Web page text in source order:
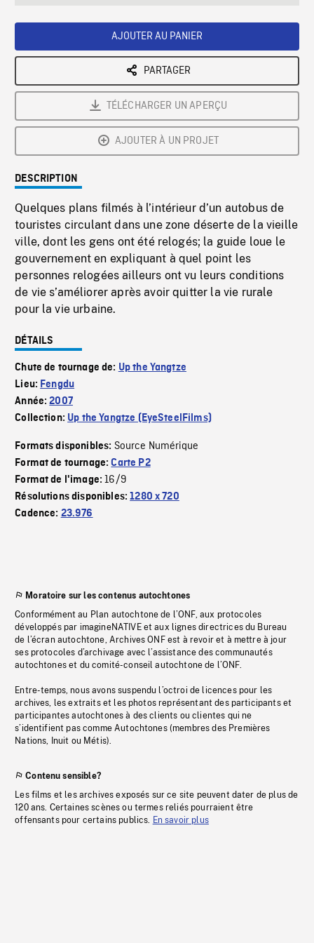
AJOUTER AU PANIER
PARTAGER
TÉLÉCHARGER UN APERÇU
AJOUTER À UN PROJET
DESCRIPTION
Quelques plans filmés à l’intérieur d’un autobus de
touristes circulant dans une zone déserte de la vieille
ville, dont les gens ont été relogés; la guide loue le
gouvernement en expliquant à quel point les
personnes relogées ailleurs ont vu leurs conditions
de vie s’améliorer après avoir quitter la vie rurale
pour la vie urbaine.
DÉTAILS
Chute de tournage de: Up the Yangtze
Lieu: Fengdu
Année:2007
Collection: Up the Yangtze (EyeSteelFilms)
Formats disponibles: Source Numérique
Format de tournage:Carte P2
Format de l'image:16/9
Résolutions disponibles:1280 x 720
Cadence: 23.976
Moratoire sur les contenus autochtones
Conformément au Plan autochtone de l’ONF, aux protocoles
développés par imagineNATIVE et aux lignes directrices du Bureau
de l’écran autochtone, Archives ONF est à revoir et à mettre à jour
ses protocoles d’archivage avec l’assistance des communautés
autochtones et du comité-conseil autochtone de l’ONF.
Entre-temps, nous avons suspendu l’octroi de licences pour les
archives, les extraits et les photos représentant des participants et
participantes autochtones à des clients ou clientes qui ne
s’identifient pas comme Autochtones (membres des Premières
Nations, Inuit ou Métis).
Contenu sensible?
Les films et les archives exposés sur ce site peuvent dater de plus de
120 ans. Certaines scènes ou termes reliés pourraient être
offensants pour certains publics. En savoir plus